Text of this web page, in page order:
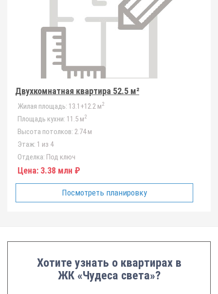
Двухкомнатная квартира 52.5 м²
Жилая площадь: 13.1+12.2 м2
Площадь кухни: 11.5 м2
Высота потолков: 2.74 м
Этаж: 1 из 4
Отделка: Под ключ
Цена: 3.38 млн ₽
Посмотреть планировку
Хотите узнать о квартирах в
ЖК «Чудеса света»?